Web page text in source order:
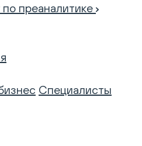
преаналитике
Специалисты